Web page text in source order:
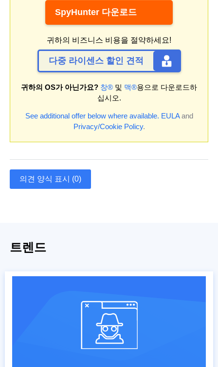
SpyHunter 다운로드
귀하의 비즈니스 비용을 절약하세요!
다중 라이센스 할인 견적
귀하의 OS가 아닌가요? 창® 및 맥®용으로 다운로드하
십시오.
See additional offer below where available. EULAand
Privacy/Cookie Policy.
의견 양식 표시 (0)
트렌드